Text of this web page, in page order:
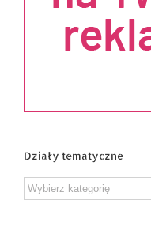
Działy tematyczne
Działy
tematyczne